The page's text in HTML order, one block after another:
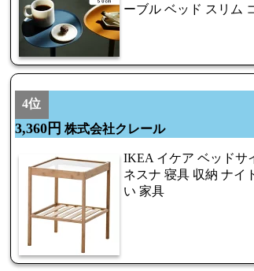
ーブル ベッド スリム
4位
3,360円 株式会社クレール
IKEA イケア ベッドサ
ネスナ 寝具 収納 ナイ
い 家具